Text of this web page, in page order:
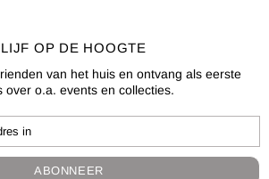
OP DE HOOGTE
van het huis en ontvang als eerste
over o.a. events en collecties.